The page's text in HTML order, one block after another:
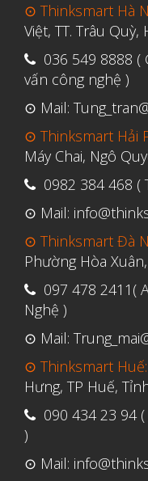
⊙ Thinksmart Hà
Việt, TT. Trâu Quỳ,
036 549 8888 (
vấn công nghệ )
⊙ Mail:
⊙ Thinksmart Hải
Máy Chai, Ngô
0982 384 468 (
⊙ Mail:
⊙ Thinksmart Đà
Phường Hòa
097 478 2411(
Nghệ )
⊙ Mail:
⊙ Thinksmart Huế:
Hưng, TP Huế,
090 434 23 94
)
⊙ Mail: